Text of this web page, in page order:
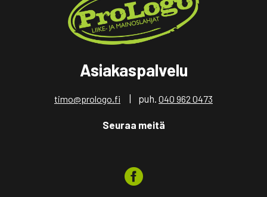
Asiakaspalvelu
timo@prologo.fi | puh. 040 962 0473
Seuraa meitä